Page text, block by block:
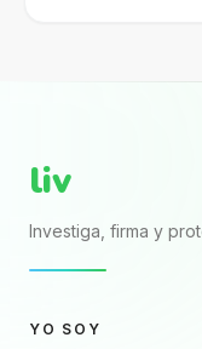
liv
Investiga, firma y
YO SOY